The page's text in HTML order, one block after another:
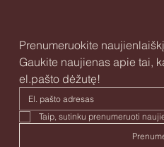
Prenumeruokite
Gaukite naujienas apie tai,
el.pašto dėžutę!